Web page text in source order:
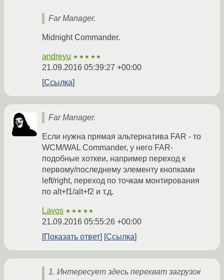
Far Manager.
Midnight Commander.
andreyu ★★★★★
21.09.2016 05:39:27 +00:00
Ссылка
Far Manager.
Если нужна прямая альтернатива FAR - то
WCM/WAL Commander, у него FAR-
подобные хоткеи, например переход к
первому/последнему элементу кнопками
left/right, переход по точкам монтирования
по alt+f1/alt+f2 и т.д.
Lavos ★★★★★
21.09.2016 05:55:26 +00:00
Показать ответ
Ссылка
1. Интересует здесь перехват загрузок